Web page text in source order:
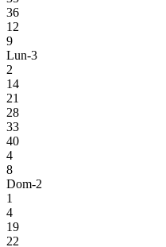
36
12
9
Lun-3
2
14
21
28
33
40
4
8
Dom-2
1
4
19
22